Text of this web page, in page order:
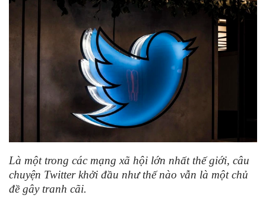
Là một trong các mạng xã hội lớn nhất thế giới, câu
chuyện Twitter khởi đầu như thế nào vẫn là một chủ
đề gây tranh cãi.